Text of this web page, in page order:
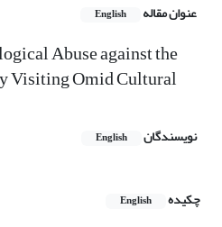
عنوان مقاله English
Abuse against the
Visiting Omid Cultural
نویسندگان English
چکیده English